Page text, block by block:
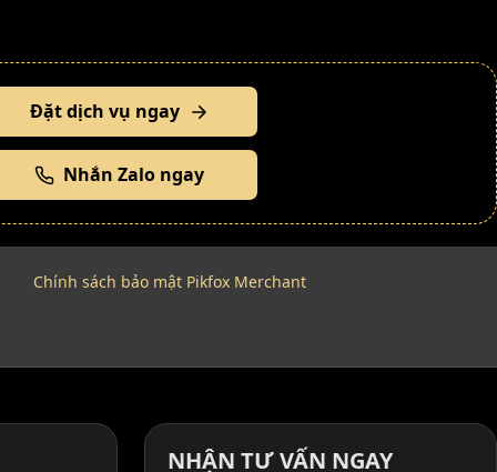
Đặt dịch vụ ngay
Nhắn Zalo ngay
Chính sách bảo mật Pikfox Merchant
NHẬN TƯ VẤN NGAY